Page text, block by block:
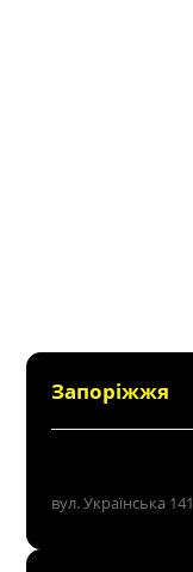
Запоріжжя
вул. Українська 141